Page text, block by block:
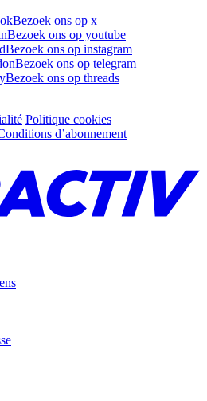
Bezoek ons op x
Bezoek ons op youtube
Bezoek ons op instagram
Bezoek ons op telegram
Bezoek ons op threads
Politique cookies
d’abonnement